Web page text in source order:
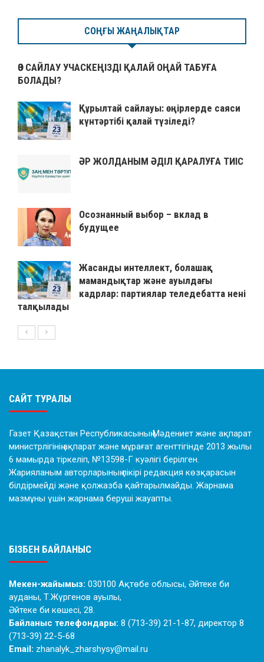
СОҢҒЫ ЖАҢАЛЫҚТАР
ӨЗ САЙЛАУ УЧАСКЕҢІЗДІ ҚАЛАЙ ОҢАЙ ТАБУҒА
БОЛАДЫ?
Құрылтай сайлауы: өңірлерде саяси
күнтәртібі қалай түзіледі?
ӘР ЖОЛДАНЫМ ӘДІЛ ҚАРАЛУҒА ТИІС
Осознанный выбор – вклад в
будущее
Жасанды интеллект, болашақ
мамандықтар және ауылдағы
кадрлар: партиялар теледебатта нені
талқылады
САЙТ ТУРАЛЫ
Газет Қазақстан Республикасының Мәдениет және ақпарат
министрлігінің ақпарат және мұрағат агенттігінде 2013 жылы
6 мамырда тіркеліп, №13598-Г куәлігі берілген.
Жарияланым авторларының пікірі редакция көзқарасын
білдірмейді және қолжазба қайтарылмайды. Жарнама
мазмұны үшін жарнама беруші жауапты.
БІЗБЕН БАЙЛАНЫС
Мекен-жайымыз: 030100 Ақтөбе облысы, Әйтеке би
ауданы, Т.Жүргенов ауылы,
Әйтеке би көшесі, 28.
Байланыс телефондары: 8 (713-39) 21-1-87, директор 8
(713-39) 22-5-68
Email: zhanalyk_zharshysy@mail.ru